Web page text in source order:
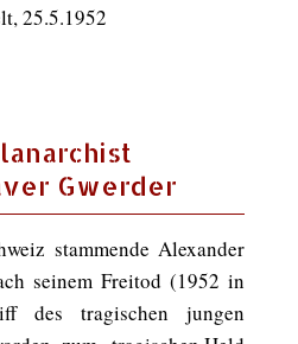
25.5.1952
Gwerder
stammende Alexander
seinem Freitod (1952 in
des tragischen jungen